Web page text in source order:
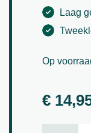
Laag
Op
€